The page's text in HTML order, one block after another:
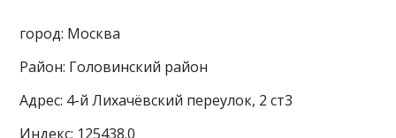
город: Москва
Район: Головинский район
Адрес: 4-й Лихачёвский переулок, 2 ст3
Индекс: 125438.0